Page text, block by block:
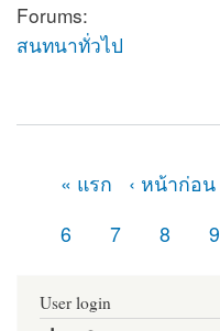
Forums:
สนทนาทั่วไป
« แรก ‹ หน้าก่อน
6
7 8 9
User login